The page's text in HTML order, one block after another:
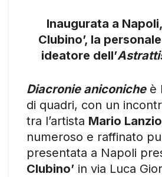
Inaugurata a
Clubino’, la
ideatore dell’
Diacronie aniconicheè
di quadri, con un
tra l’artista Mario
numeroso e raffinato
presentata a Napoli
Clubino’ in via Luca